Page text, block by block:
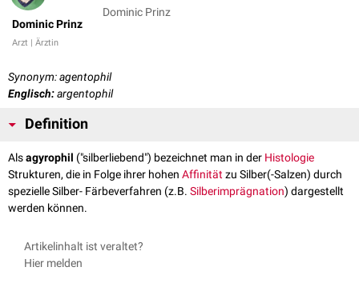
Dominic Prinz
Arzt | Ärztin
Dominic Prinz
Synonym: agentophil
Englisch:argentophil
Definition
Alsagyrophil ("silberliebend") bezeichnet man in der Histologie
Strukturen, die in Folge ihrer hohen Affinitätzu Silber(-Salzen) durch
spezielle Silber- Färbeverfahren (z.B. Silberimprägnation) dargestellt
werden können.
Artikelinhalt ist veraltet?
Hier melden